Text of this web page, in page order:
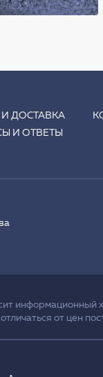
ДОСТАВКА
И ОТВЕТЫ
информационный
от цен